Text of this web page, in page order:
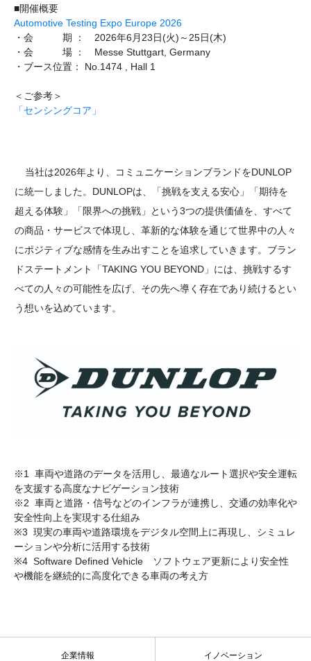
■開催概要
Automotive Testing Expo Europe 2026
・会 期 ： 2026年6月23日(火)～25日(木)
・会 場 ： Messe Stuttgart, Germany
・ブース位置： No.1474 , Hall 1
＜ご参考＞
「センシングコア」
当社は2026年より、コミュニケーションブランドをDUNLOP
に統一しました。 DUNLOPは、「挑戦を支える安心」「期待を
超える体験」「限界への挑戦」という3つの提供価値を、すべて
の商品・サービスで体現し、革新的な体験を通じて世界中の人々
にポジティブな感情を生み出すことを追求していきます。 ブラン
ドステートメント「TAKING YOU BEYOND」には、挑戦するす
べての人々の可能性を広げ、その先へ導く存在であり続けるとい
う想いを込めています。
※1 車両や道路のデータを活用し、最適なルート選択や安全運転
を支援する高度なナビゲーション技術
※2 車両と道路・信号などのインフラが連携し、交通の効率化や
安全性向上を実現する仕組み
※3 現実の車両や道路環境をデジタル空間上に再現し、シミュレ
ーションや分析に活用する技術
※4 Software Defined Vehicle ソフトウェア更新により安全性
や機能を継続的に高度化できる車両の考え方
企業情報 イノベーション